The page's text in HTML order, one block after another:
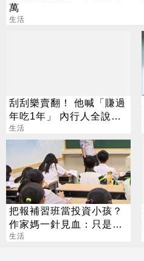
萬
生活
刮刮樂賣翻！ 他喊「賺過
年吃1年」 內行人全說
了：生存不易
生活
把報補習班當投資小孩？
作家媽一針見血：只是圖
心安
生活